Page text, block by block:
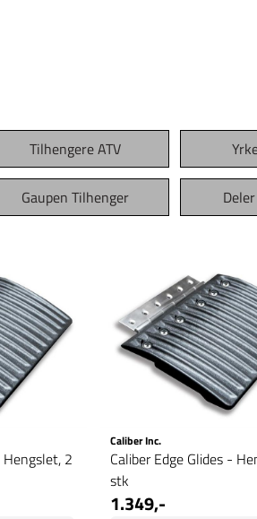
Tilhengere ATV
Gaupen Tilhenger
Hengslet, 2
Caliber Inc.
Caliber Edge Glides -
stk
1.349,-